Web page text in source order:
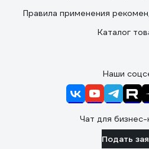
Правила применения
Каталог
Наши
Чат для бизнес-
Подать